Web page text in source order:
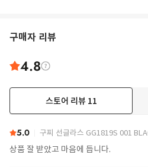
구매자 리뷰
4.8
스토어 리뷰 11
5.0 구찌 선글라스 GG1819S 001
상품 잘 받았고 마음에 듭니다.